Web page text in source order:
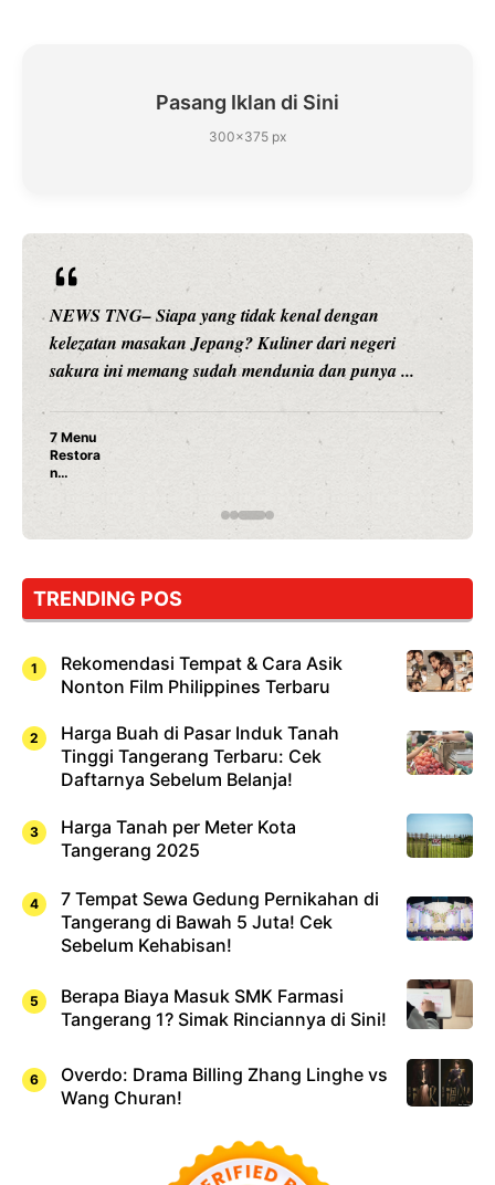
Pasang Iklan di Sini
300×375 px
NEWS TNG– Siapa sangka, dua nama besar di dunia
hiburan, Nunung Srimulat dan Vicky Prasetyo, kini
merambah dunia kuliner dengan ...
Nunung Srimulat & Vicky Prasetyo Buka Restoran
Rahasia Mami Bikin Nagih!
TRENDING POS
Rekomendasi Tempat & Cara Asik
Nonton Film Philippines Terbaru
Harga Buah di Pasar Induk Tanah
Tinggi Tangerang Terbaru: Cek
Daftarnya Sebelum Belanja!
Harga Tanah per Meter Kota
Tangerang 2025
7 Tempat Sewa Gedung Pernikahan di
Tangerang di Bawah 5 Juta! Cek
Sebelum Kehabisan!
Berapa Biaya Masuk SMK Farmasi
Tangerang 1? Simak Rinciannya di Sini!
Overdo: Drama Billing Zhang Linghe vs
Wang Churan!